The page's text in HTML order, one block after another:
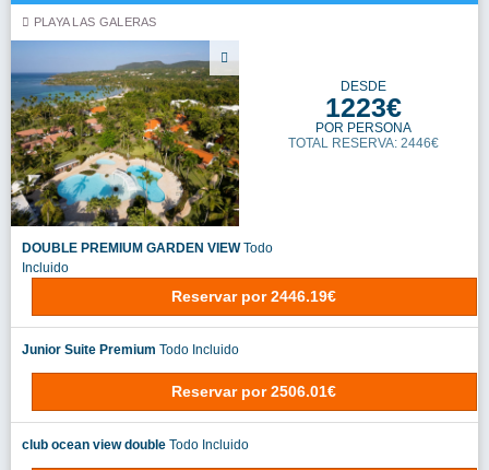
PLAYA LAS GALERAS
DESDE
1223€
POR PERSONA
TOTAL RESERVA: 2446€
DOUBLE PREMIUM GARDEN VIEWTodo
Incluido
Reservar por 2446.19€
Junior Suite Premium Todo Incluido
Reservar por 2506.01€
club ocean view double Todo Incluido